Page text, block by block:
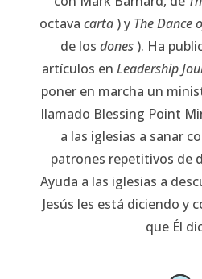
octavacarta ) y The Dance
de losdones ). Ha
artículos enLeadership
poner en marcha un
llamado Blessing Point
a las iglesias a sanar
patrones repetitivos de
Ayuda a las iglesias a
Jesús les está diciendo y
que Él